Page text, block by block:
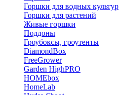
Горшки для водных культур
Горшки для растений
Живые горшки
Поддоны
Гроубоксы, гроутенты
DiamondBox
FreeGrower
Garden HighPRO
HOMEbox
HomeLab